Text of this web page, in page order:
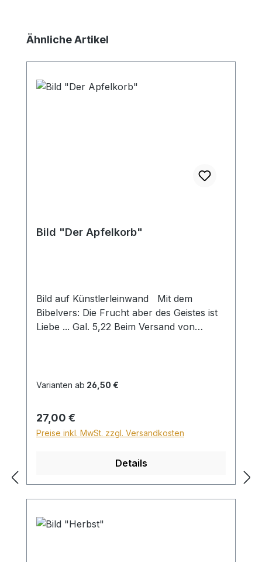
Produktgalerie überspringen
Ähnliche Artikel
Bild "Der Apfelkorb"
Bild auf Künstlerleinwand Mit dem
Bibelvers: Die Frucht aber des Geistes ist
Liebe ... Gal. 5,22 Beim Versand von
Sperrgut in Höhe von 28,99€ berechnet.
Sperrgutzuschlag 30€.
Varianten ab 26,50 €
Regulärer Preis:
27,00 €
Preise inkl. MwSt. zzgl. Versandkosten
Details